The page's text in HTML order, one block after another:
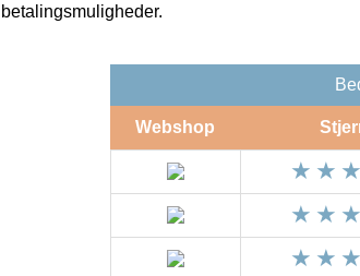
betalingsmuligheder.
Webshop